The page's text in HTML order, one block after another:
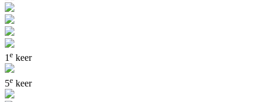
1 e keer
5e keer